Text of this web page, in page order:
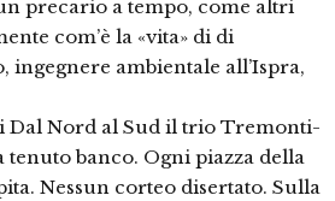
precario a tempo, come altri
com’è la «vita» di di
ingegnere ambientale all’Ispra,
Dal Nord al Sud il trio Tremonti-
banco. Ogni piazza della
Nessun corteo disertato. Sulla